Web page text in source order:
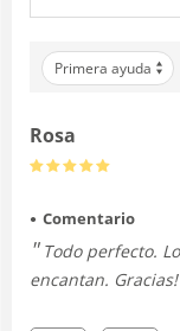
Primera ayuda
Rosa
Comentario
Todo perfecto. Los puzzles han quedado genial. Nos
encantan. Gracias!